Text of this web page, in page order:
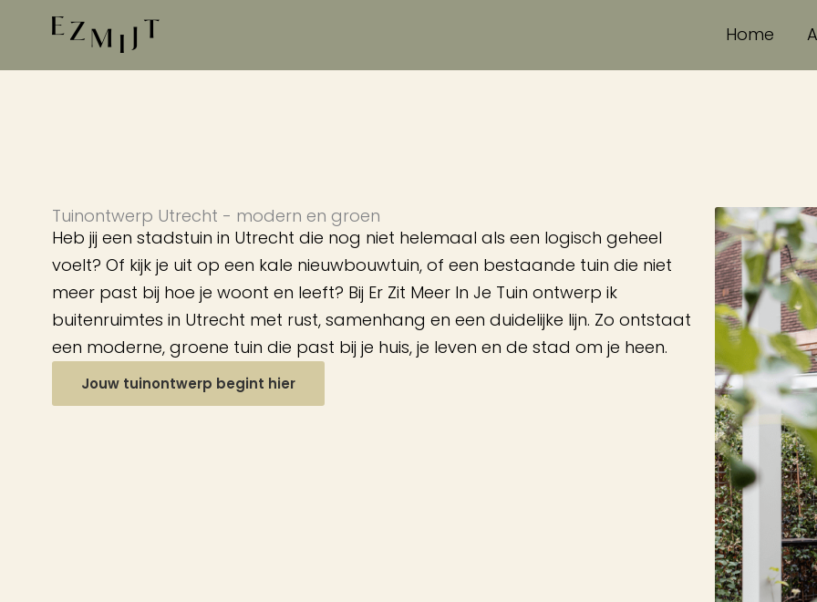
de
Home
Tuinontwerp Utrecht - modern en groen
Heb jij een stadstuin in Utrecht die nog niet helemaal als een logisch geheel
voelt? Of kijk je uit op een kale nieuwbouwtuin, of een bestaande tuin die niet
meer past bij hoe je woont en leeft? Bij Er Zit Meer In Je Tuin ontwerp ik
buitenruimtes in Utrecht met rust, samenhang en een duidelijke lijn. Zo ontstaat
een moderne, groene tuin die past bij je huis, je leven en de stad om je heen.
Jouw tuinontwerp begint hier